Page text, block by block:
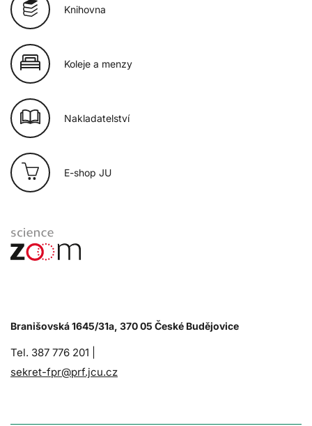
Knihovna
Koleje a menzy
Nakladatelství
E-shop JU
Branišovská 1645/31a, 370 05 České Budějovice
Tel. 387 776 201 |
sekret-fpr@prf.jcu.cz